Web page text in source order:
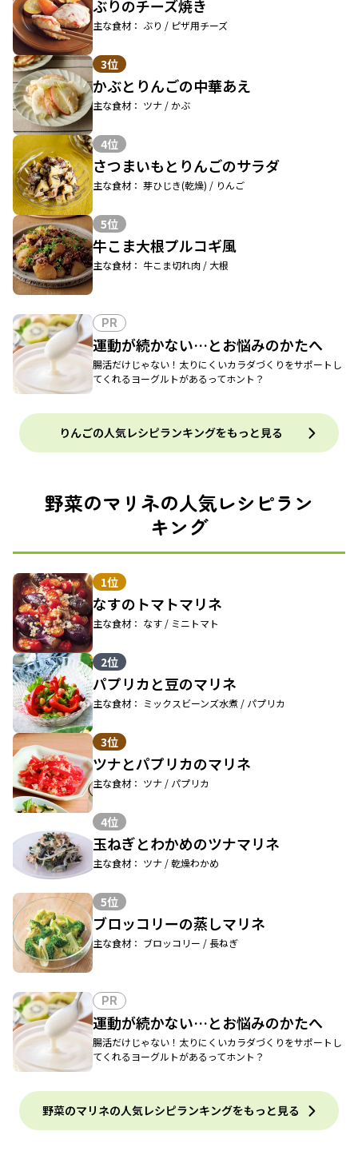
ぶりのチーズ焼き
主な食材： ぶり / ピザ用チーズ
3位
かぶとりんごの中華あえ
主な食材： ツナ / かぶ
4位
さつまいもとりんごのサラダ
主な食材： 芽ひじき(乾燥) / りんご
5位
牛こま大根プルコギ風
主な食材： 牛こま切れ肉 / 大根
PR
運動が続かない…とお悩みのかたへ
腸活だけじゃない！太りにくいカラダづくりをサポートし
てくれるヨーグルトがあるってホント？
りんごの人気レシピランキングをもっと見る
野菜のマリネの人気レシピラン
キング
1位
なすのトマトマリネ
主な食材： なす / ミニトマト
2位
パプリカと豆のマリネ
主な食材： ミックスビーンズ水煮 / パプリカ
3位
ツナとパプリカのマリネ
主な食材： ツナ / パプリカ
4位
玉ねぎとわかめのツナマリネ
主な食材： ツナ / 乾燥わかめ
5位
ブロッコリーの蒸しマリネ
主な食材： ブロッコリー / 長ねぎ
PR
運動が続かない…とお悩みのかたへ
腸活だけじゃない！太りにくいカラダづくりをサポートし
てくれるヨーグルトがあるってホント？
野菜のマリネの人気レシピランキングをもっと見る